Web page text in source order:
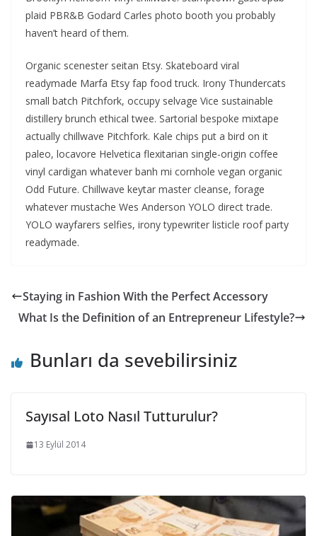
plaid PBR&B Godard Carles photo booth you probably
haven’t heard of them.
Organic scenester seitan Etsy. Skateboard viral
readymade Marfa Etsy fap food truck. Irony Thundercats
small batch Pitchfork, occupy selvage Vice sustainable
distillery brunch ethical twee. Sartorial bespoke mixtape
actually chillwave Pitchfork. Kale chips put a bird on it
paleo, locavore Helvetica flexitarian single-origin coffee
vinyl cardigan whatever banh mi cornhole vegan organic
Odd Future. Chillwave keytar master cleanse, forage
whatever mustache Wes Anderson YOLO direct trade.
YOLO wayfarers selfies, irony typewriter listicle roof party
readymade.
Staying in Fashion With the Perfect Accessory
What Is the Definition of an Entrepreneur Lifestyle?
Bunları da sevebilirsiniz
Sayısal Loto Nasıl Tutturulur?
13 Eylül 2014